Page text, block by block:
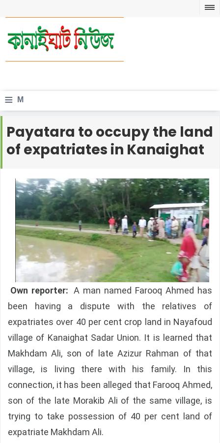
≡ M
n
u
Payatara to occupy the land
of expatriates in Kanaighat
Own reporter: A man named Farooq Ahmed has
been having a dispute with the relatives of
expatriates over 40 per cent crop land in Nayafoud
village of Kanaighat Sadar Union. It is learned that
Makhdam Ali, son of late Azizur Rahman of that
village, is living there with his family. In this
connection, it has been alleged that Farooq Ahmed,
son of the late Morakib Ali of the same village, is
trying to take possession of 40 per cent land of
expatriate Makhdam Ali.